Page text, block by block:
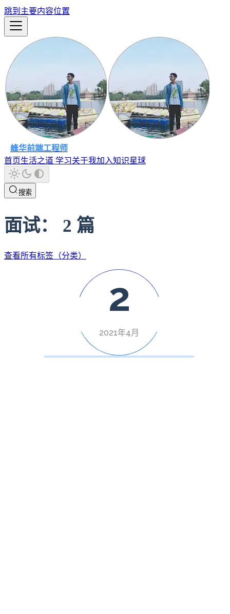
跳到主要内容位置
峰华前端工程师
首页生活之道 学习关于我加入知识星球
搜索
面试： 2 篇
查看所有标签（分类）
2
2021年4月